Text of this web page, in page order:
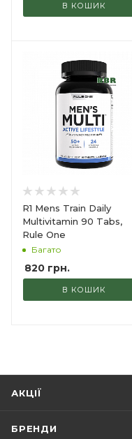
В КОШИК
R1 Mens Train Daily
Multivitamin 90 Tabs,
Rule One
Багато
820 грн.
В КОШИК
АКЦІЇ
БРЕНДИ